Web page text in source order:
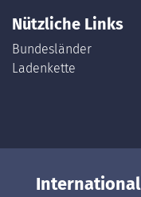
Nützliche Links
Bundesländer
Ladenkette
International